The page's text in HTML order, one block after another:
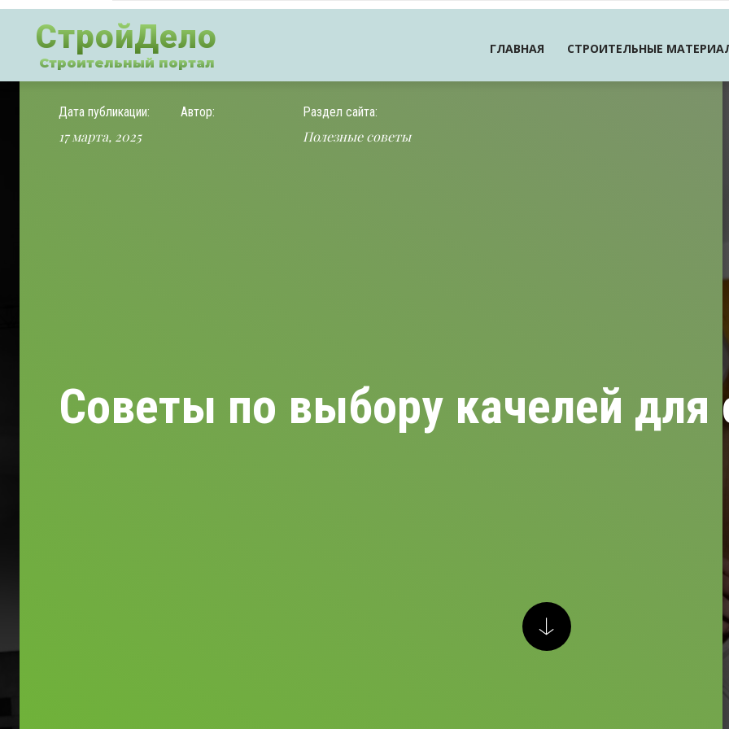
СтройДело
Строительный портал
ГЛАВНАЯ СТРОИТЕЛЬНЫЕ
Советы по выбору качелей для
Дата публикации:
17 марта, 2025
Автор: Раздел сайта:
Полезные советы